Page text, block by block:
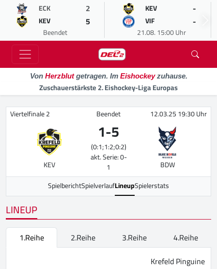
ECK 2
KEV 5
Beendet
KEV -
VIF -
21.08. 15:00 Uhr
Von Herzblutgetragen. Im Eishockeyzuhause.
Zuschauerstärkste 2. Eishockey-Liga Europas
Viertelfinale 2 Beendet 12.03.25 19:30 Uhr
KEV
1-5
(0:1;1:2;0:2)
akt. Serie: 0-
1
BDW
SpielberichtSpielverlaufLineupSpielerstats
LINEUP
1.Reihe 2.Reihe 3.Reihe
4.Reihe
Krefeld Pinguine